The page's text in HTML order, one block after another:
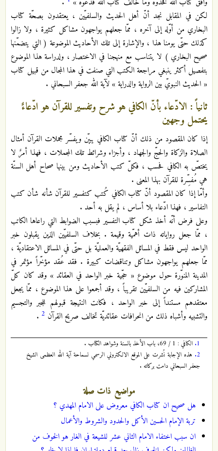
لكن في المقابل نجد أنّ أهل الحديث والسلفيّين ، يعتقدون بصحّة كتاب
البخاري من أوّله إلى آخره ، ممّا جعلهم يواجهون مشاكل كثيرة ، ولا زالوا
كذلك حتّى يومنا هذا ، والإشارة إلى تلك الأحاديث الموضوعة ( التي يتضمّنها
صحيح البخاري ) لا يتناسب مع منهجنا في الاختصار ، ولدراسة هذا الموضوع
بتفصيل أكثر ينبغي مراجعة الكتب التي صنفت في هذا المجال من قبيل كتاب
« الحديث النبويّ بين الرواية والدراية » لآية الله جعفر السبحاني .
ثانياً : الادّعاء بأنّ الكافي هو شرح وتفسير للقرآن هو ادّعاءٌ
يحتمل وجهين
إذا كان المقصود من ذلك أنّ كتاب الكافي يبيّن ويفسّر مجملات القرآن أمثال
الصلاة والزكاة والحجّ والجهاد ، وأجزاء وشرائط تلك المجملات ، فهذا أمرٌ لا
يختصّ به الكافي فحسب ، فكلّ كتب الأحاديث ومن بينها صحاح أهل السنّة
هي مُفسِّرة للقرآن بهذا المعنى .
وأمّا إذا كان المقصود أنّ كتاب الكافي كُتب كتفسير للقرآن شأنه شأن كتب
التفاسير ، فهذا ادّعاء بلا أساس ، لم يقل به أحد .
وعلى فرض أنّه أخذ شكل كتاب التفسير فبسبب الضوابط التي راعاها الكاتب
، ممّا جعل رواياته ذات أهمّية وقيمة . بخلاف السلفيّين الذين يقبلون خبر
الواحد ليس فقط في المسائل الفقهيّة والعمليّة بل حتّى في المسائل الاعتقاديّة ،
ممّا جعلهم يواجهون مشاكل وتناقضات كبيرة . فقد عُقد مؤخّراً مؤتمر في
المدينة المنوّرة حول موضوع « حجّية خبر الواحد في العقائد » وقد كان كلّ
المشاركين فيه من السلفيّين تقريباً ، وقد أجمعوا على هذا الموضوع ، ممّا يجعل
معتقدهم مستنداً إلى خبر الواحد ، فكانت النتيجة قبولهم للجبر والتجسيم
والتشبيه وأشباه ذلك من انحرافات عقائديّة تخالف صريح القرآن 2
.
1. الكافي : 1 / 69، باب الأخذ بالسنة وشواهد الكتاب .
2. هذه الإجابة نُشرت على الموقع الالكتروني الرسمي لسماحة آية الله العظمى الشيخ
جعفر السبحاني دامت بركاته .
مواضيع ذات صلة
هل صحيح ان كتاب الكافي معروض على الامام المهدي ؟
تربة الإمام الحسين الأكل والحدود والشروط والأعمال
ان سبب اختفاء الامام الثاني عشر للشيعة في الغار هو الخوف من